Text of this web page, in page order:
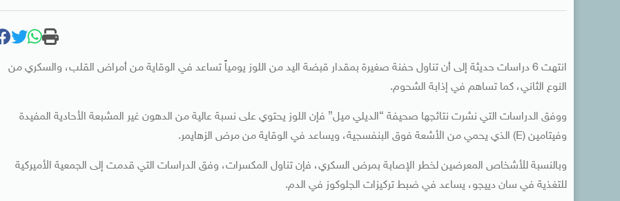
انتهت 6 دراسات حديثة إلى أن تناول حفنة صغيرة بمقدار قبضة اليد من اللوز يومياً تساعد في الوقاية من أمراض القلب، والسكري من
النوع الثاني، كما تساهم في إذابة الشحوم.
ووفق الدراسات التي نشرت نتائجها صحيفة “الديلي ميل” فإن اللوز يحتوي على نسبة عالية من الدهون غير المشبعة الأحادية المفيدة
وفيتامين (E) الذي يحمي من الأشعة فوق البنفسجية، ويساعد في الوقاية من مرض الزهايمر.
وبالنسبة للأشخاص المعرضين لخطر الإصابة بمرض السكري، فإن تناول المكسرات، وفق الدراسات التي قدمت إلى الجمعية الأميركية
للتغذية في سان دييجو، يساعد في ضبط تركيزات الجلوكوز في الدم.